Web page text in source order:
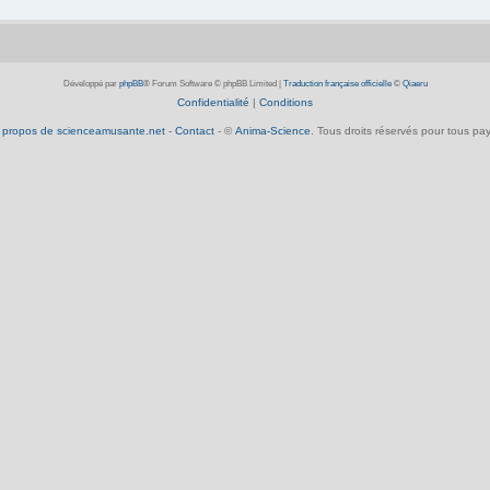
Développé par phpBB® Forum Software © phpBB Limited Traduction française officielle© Qiaeru
Confidentialité | Conditions
propos de scienceamusante.net- Contact- © Anima-Science . Tous droits réservés pour tous